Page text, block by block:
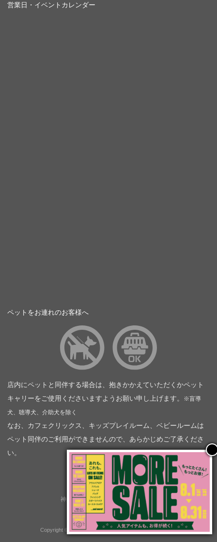
営業日・イベントカレンダー
ペットをお連れのお客様へ
店内にペットと同伴する場合は、抱きかかえていただくかペット
キャリーをご使用くださいますようお願い申し上げます。
※盲導
犬、聴導犬、介助犬を除く
なお、カフェクリックス、キッズプレイルーム、ベビールームは
ペット同伴のご利用ができませんので、あらかじめご了承くださ
い。
神奈川トヨタ自動車（企業情報）
トヨタモビリティ神奈川
株式会社会社ＫＴグループ
Copyright © GOOD OPEN AIRS myX All Rights Reserved.